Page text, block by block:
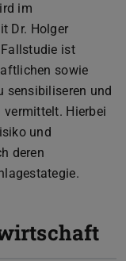
im
Dr. Holger
ist
sowie
sensibiliseren und
vermittelt. Hierbei
und
deren